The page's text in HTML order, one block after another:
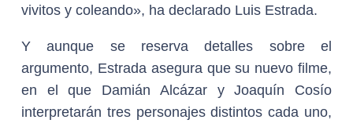
vivitos y coleando», ha declarado Luis Estrada.
Y aunque se reserva detalles sobre el
argumento, Estrada asegura que su nuevo filme,
en el que Damián Alcázar y Joaquín Cosío
interpretarán tres personajes distintos cada uno,